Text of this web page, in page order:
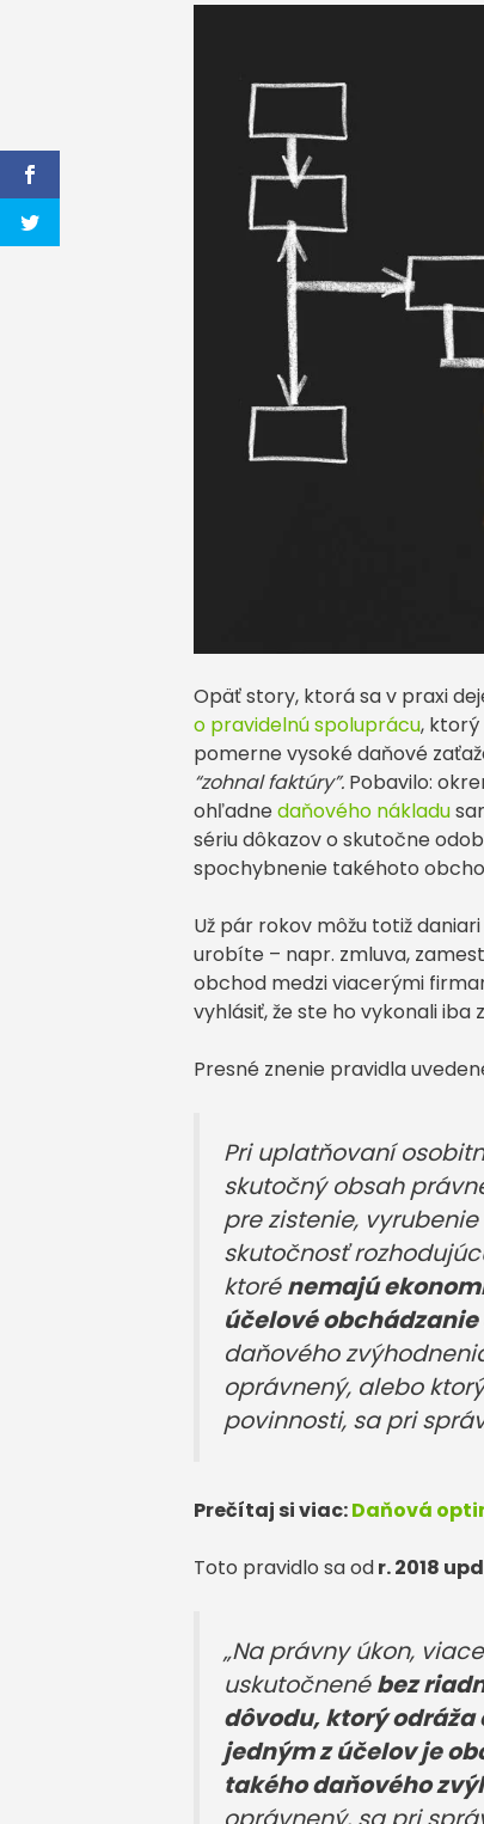
Opäť story, ktorá sa v praxi
o pravidelnú spoluprácu, ktorý
pomerne vysoké daňové
“zohnal faktúry”. Pobavilo:
ohľadne daňového nákladu
sériu dôkazov o skutočne
spochybnenie takéhoto
Už pár rokov môžu totiž
urobíte – napr. zmluva,
obchod medzi viacerými
vyhlásiť, že ste ho vykonali iba
Presné znenie pravidla
Pri uplatňovaní
skutočný obsah
pre zistenie,
skutočnosť
ktorénemajú
účelové
daňového
oprávnený, alebo
povinnosti, sa pri
Prečítaj si viac:Daňová
Toto pravidlo sa odr. 2018
„Na právny úkon,
uskutočnenébez
dôvodu, ktorý
jedným z účelov je
takého daňového